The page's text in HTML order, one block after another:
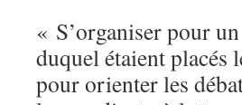
« S’organiser pour
duquel étaient placés
pour orienter les